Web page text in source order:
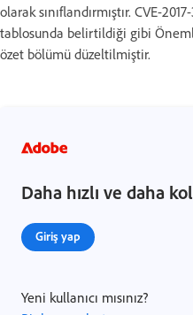
olarak sınıflandırmıştır. CVE-
tablosunda belirtildiği gibi
özet bölümü düzeltilmiştir.
Daha hızlı ve daha
Giriş yap
Yeni kullanıcı mısınız?